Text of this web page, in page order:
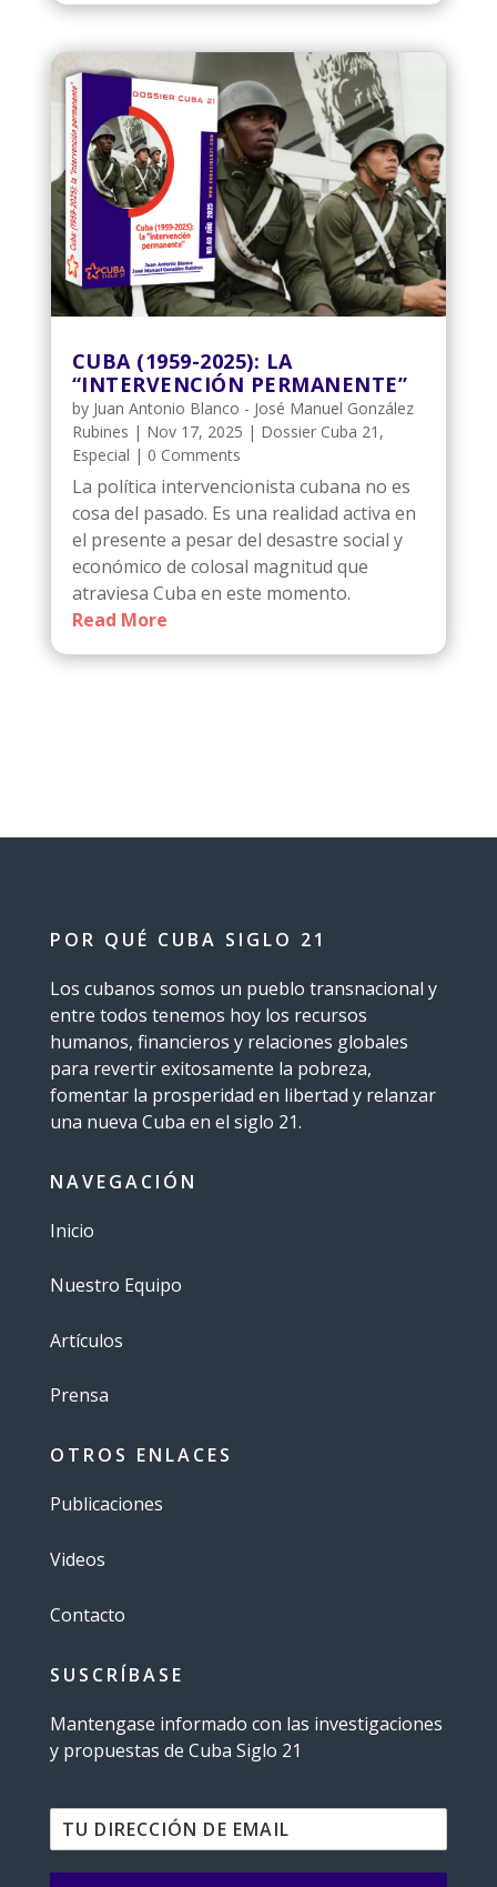
CUBA (1959-2025): LA
“INTERVENCIÓN PERMANENTE”
by Juan Antonio Blanco - José Manuel González
Rubines | Nov 17, 2025 | Dossier Cuba 21 ,
Especial | 0 Comments
La política intervencionista cubana no es
cosa del pasado. Es una realidad activa en
el presente a pesar del desastre social y
económico de colosal magnitud que
atraviesa Cuba en este momento.
Read More
POR QUÉ CUBA SIGLO 21
Los cubanos somos un pueblo transnacional y
entre todos tenemos hoy los recursos
humanos, financieros y relaciones globales
para revertir exitosamente la pobreza,
fomentar la prosperidad en libertad y relanzar
una nueva Cuba en el siglo 21.
NAVEGACIÓN
Inicio
Nuestro Equipo
Artículos
Prensa
OTROS ENLACES
Publicaciones
Videos
Contacto
SUSCRÍBASE
Mantengase informado con las investigaciones
y propuestas de Cuba Siglo 21